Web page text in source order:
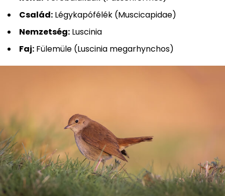
Család: Légykapófélék (Muscicapidae)
Nemzetség: Luscinia
Faj: Fülemüle (Luscinia megarhynchos)